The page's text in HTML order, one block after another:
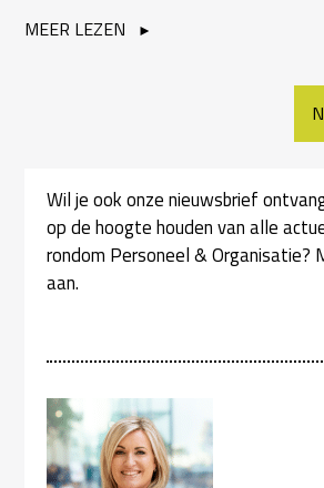
Wil je ook onze nieuwsbrief
op de hoogte houden van alle
rondom Personeel & Organisatie?
aan.
MEER LEZEN